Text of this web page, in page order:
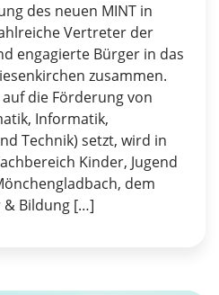
des neuen MINT in
Vertreter der
engagierte Bürger in das
zusammen.
die Förderung von
Informatik,
Technik) setzt, wird in
Kinder, Jugend
dem
Bildung […]